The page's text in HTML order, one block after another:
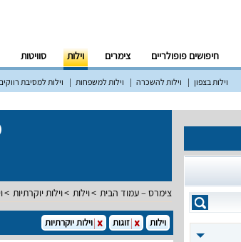
חיפושים פופולריים צימרים וילות סוויטות
וילות בצפון וילות להשכרה וילות למשפחות וילות למסיבת רווקים
צימרס – עמוד הבית וילות וילות יוקרתיות
וילות זוגות וילות יוקרתיות